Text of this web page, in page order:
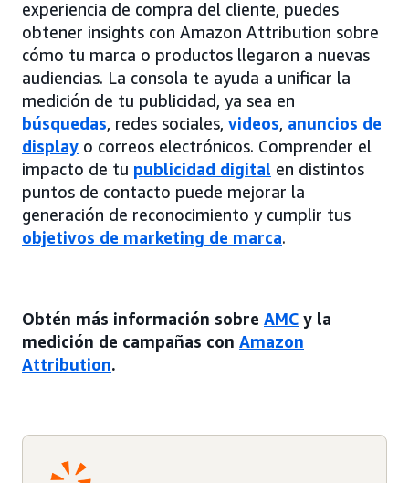
experiencia de compra del cliente, puedes
obtener insights con Amazon Attribution sobre
cómo tu marca o productos llegaron a nuevas
audiencias. La consola te ayuda a unificar la
medición de tu publicidad, ya sea en
búsquedas, redes sociales, videos, anuncios de
display o correos electrónicos. Comprender el
impacto de tu publicidad digital en distintos
puntos de contacto puede mejorar la
generación de reconocimiento y cumplir tus
objetivos de marketing de marca.
Obtén más información sobre AMC y la
medición de campañas con Amazon
Attribution.